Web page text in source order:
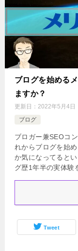
ブログを始める
ますか？
更新日： 2022年5月4日
ブログ
ブロガー兼SEOコ
れからブログを始
か気になってると
グ歴1年半の実体
Tweet